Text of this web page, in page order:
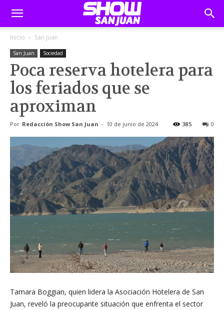
Inicio San Juan
San Juan Sociedad
Poca reserva hotelera para
los feriados que se
aproximan
Por Redacción Show San Juan - 10 de junio de 2024 0
385
Tamara Boggian, quien lidera la Asociación Hotelera de San
Juan, reveló la preocupante situación que enfrenta el sector